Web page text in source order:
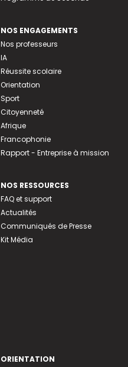
NOS ENGAGEMENTS
Nos professeurs
IA
Réussite scolaire
Orientation
Sport
Citoyenneté
Afrique
Francophonie
Rapport - Entreprise à mission
NOS RESSOURCES
FAQ et support
Actualités
Communiqués de Presse
Kit Média
ORIENTATION